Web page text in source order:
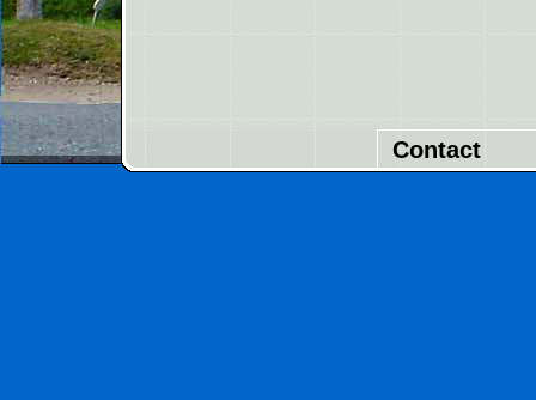
Contact